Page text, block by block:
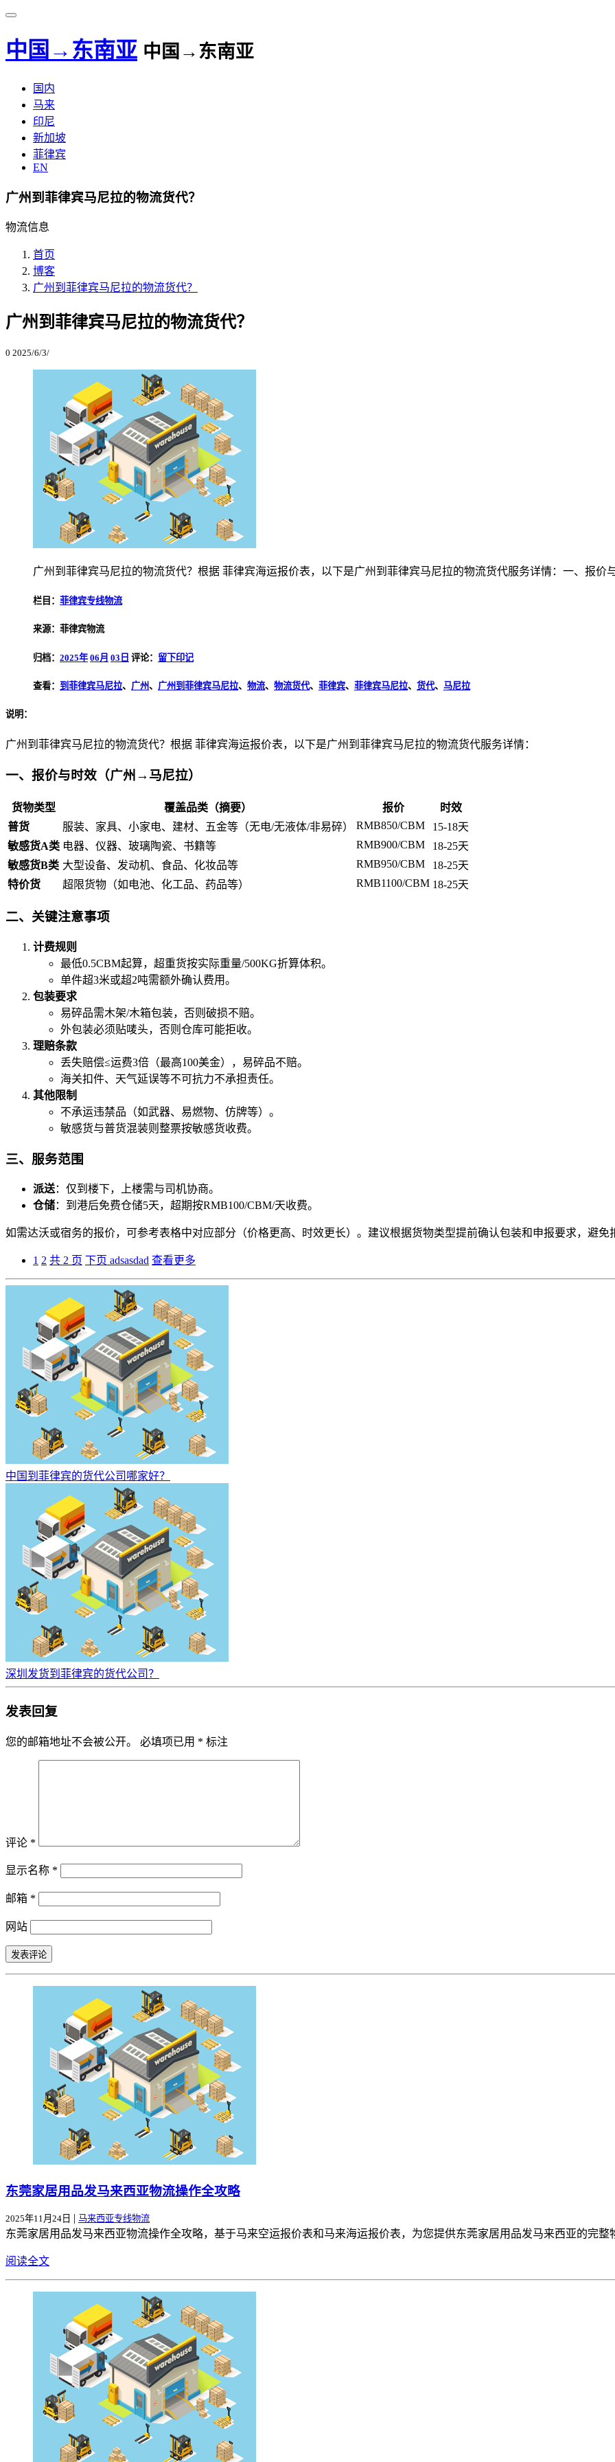
中国→东南亚 中国→东南亚
国内
马来
印尼
新加坡
菲律宾
EN
广州到菲律宾马尼拉的物流货代？
物流信息
首页
博客
广州到菲律宾马尼拉的物流货代？
广州到菲律宾马尼拉的物流货代？
0 2025/6/3/
广州到菲律宾马尼拉的物流货代？根据 菲律宾海运报价表，以下是广州到菲律宾马尼拉的物流货代服务详情：一、报价
栏目： 菲律宾专线物流
来源：菲律宾物流
归档： 2025年 06月 03日 评论： 留下印记
查看： 到菲律宾马尼拉、 广州、 广州到菲律宾马尼拉、 物流、 物流货代、 菲律宾、 菲律宾马尼拉、 货代、 马尼拉
说明：
广州到菲律宾马尼拉的物流货代？根据 菲律宾海运报价表，以下是广州到菲律宾马尼拉的物流货代服务详情：
一、报价与时效（广州→马尼拉）
货物类型 覆盖品类 （摘要） 报价
时效
普货
服装、家具、小家电、建材、五金等（无电/无液体/非易碎） RMB850/CBM
15-18天
敏感货A类 电器、仪器、玻璃陶瓷、书籍等 RMB900/CBM
18-25天
敏感货B类 大型设备、发动机、食品、化妆品等 RMB950/CBM
18-25天
特价货
超限货物（如电池、化工品、药品等） RMB1100/CBM 18-25天
二、关键注意事项
计费规则
最低0.5CBM起算，超重货按实际重量/500KG折算体积。
单件超3米或超2吨需额外确认费用。
包装要求
易碎品需木架/木箱包装，否则破损不赔。
外包装必须贴唛头，否则仓库可能拒收。
理赔条款
丢失赔偿≤运费3倍（最高100美金），易碎品不赔。
海关扣件、天气延误等不可抗力不承担责任。
其他限制
不承运违禁品（如武器、易燃物、仿牌等）。
敏感货与普货混装则整票按敏感货收费。
三、服务范围
派送：仅到楼下，上楼需与司机协商。
仓储：到港后免费仓储5天，超期按RMB100/CBM/天收费。
如需达沃或宿务的报价，可参考表格中对应部分（价格更高、时效更长）。建议根据货物类型提前确认包装和申报要求，避免
1 2 共 2 页 下页 adsasdad 查看更多
中国到菲律宾的货代公司哪家好？
深圳发货到菲律宾的货代公司？
发表回复
您的邮箱地址不会被公开。 必填项已用 * 标注
评论 *
显示名称 *
邮箱 *
网站
东莞家居用品发马来西亚物流操作全攻略
2025年11月24日 | 马来西亚专线物流
东莞家居用品发马来西亚物流操作全攻略，基于马来空运报价表和马来海运报价表，为您提供东莞家居用品发马来西亚的完整
阅读全文